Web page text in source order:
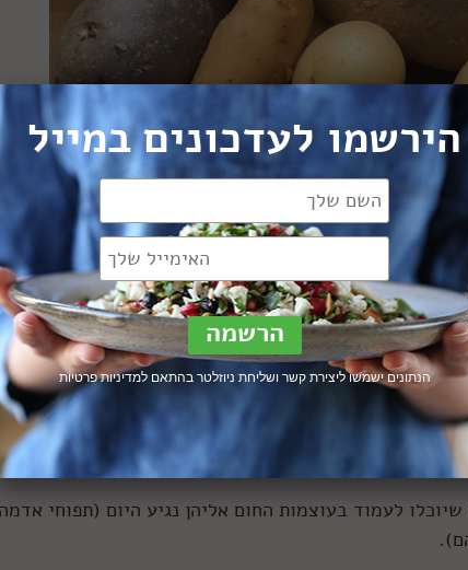
אדמה מדורה, אני אוהב ללכת על תפוחי אדמה אדומים,
לעמוד בעוצמות החום אליהן נגיע היום (תפוחי
הירשמו לעדכונים במייל
הנתונים ישמשו ליצירת קשר ושליחת ניוזלטר בהתאם למדיניות פרטיות